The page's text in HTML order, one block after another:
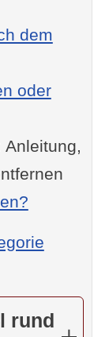
dem
oder
Anleitung,
rund